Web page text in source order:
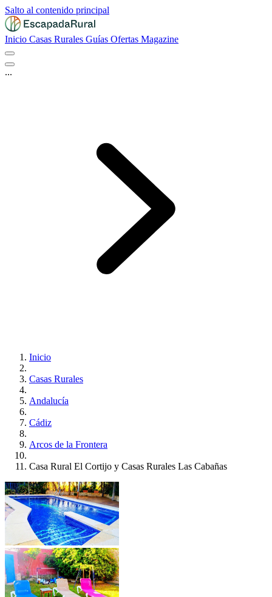
Salto al contenido principal
Inicio Casas Rurales Guías Ofertas Magazine
...
Inicio
Casas Rurales
Andalucía
Cádiz
Arcos de la Frontera
Casa Rural El Cortijo y Casas Rurales Las Cabañas